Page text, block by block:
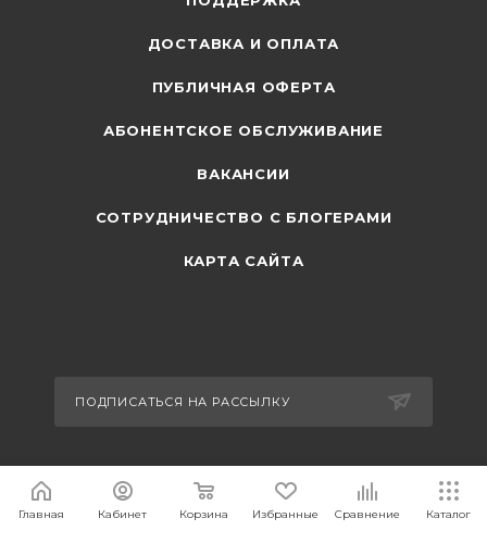
ДОСТАВКА И ОПЛАТА
ПУБЛИЧНАЯ ОФЕРТА
АБОНЕНТСКОЕ ОБСЛУЖИВАНИЕ
ВАКАНСИИ
СОТРУДНИЧЕСТВО С БЛОГЕРАМИ
КАРТА САЙТА
ПОДПИСАТЬСЯ НА РАССЫЛКУ
+7 495 374-63-44
sales@carcam.ru
Главная Кабинет Корзина Избранные Сравнение Каталог